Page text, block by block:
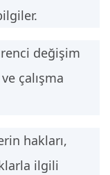
değişim
çalışma
hakları,
ilgili